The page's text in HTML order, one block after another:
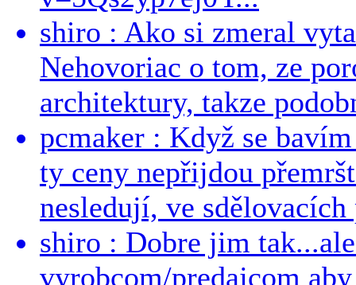
shiro : Ako si zmeral
Nehovoriac o tom, ze
architektury, takze
pcmaker : Když se
ty ceny nepřijdou
nesledují, ve sdělovacích
shiro : Dobre jim
vyrobcom/predajcom